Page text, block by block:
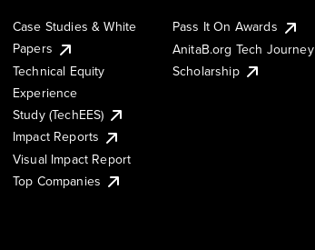
Case Studies & White
Papers
Technical Equity
Experience
Study (TechEES)
Impact Reports
Visual Impact Report
Top Companies
Pass It On Awards
AnitaB.org Tech Journey
Scholarship